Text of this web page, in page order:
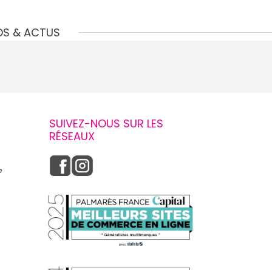
& ACTUS
SUIVEZ-NOUS SUR LES
RÉSEAUX